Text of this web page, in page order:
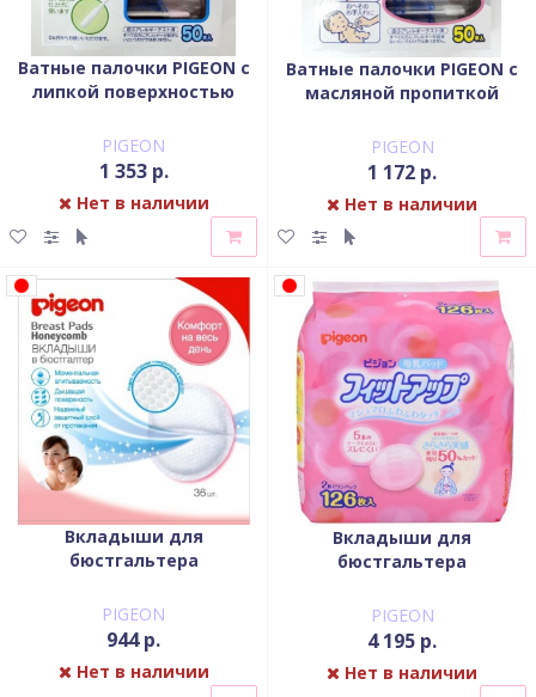
Ватные палочки PIGEON с
липкой поверхностью
PIGEON
1 353 р.
Нет в наличии
Ватные палочки PIGEON с
масляной пропиткой
PIGEON
1 172 р.
Нет в наличии
Вкладыши для
бюстгальтера
Honeycomb упаковка 36 шт
PIGEON
944 р.
Нет в наличии
Вкладыши для
бюстгальтера
упаковка 126 шт
PIGEON
4 195 р.
Нет в наличии